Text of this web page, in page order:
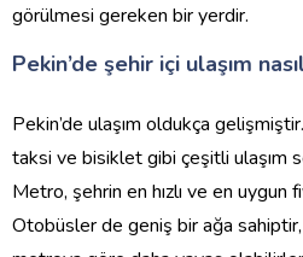
görülmesi gereken bir yerdir.
Pekin’de şehir içi ulaşım
Pekin’de ulaşım oldukça
taksi ve bisiklet gibi çeşitli ulaşım
Metro, şehrin en hızlı ve en uygun
Otobüsler de geniş bir ağa